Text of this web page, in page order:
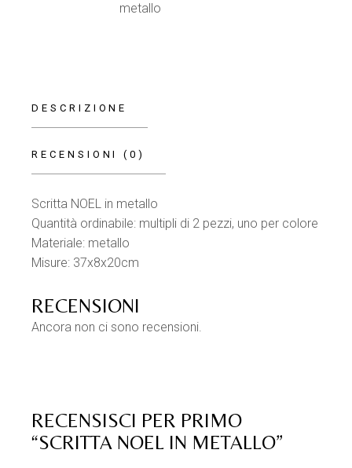
metallo
DESCRIZIONE
RECENSIONI (0)
Scritta NOEL in metallo
Quantità ordinabile: multipli di 2 pezzi, uno per colore
Materiale: metallo
Misure: 37x8x20cm
RECENSIONI
Ancora non ci sono recensioni.
RECENSISCI PER PRIMO
“SCRITTA NOEL IN METALLO”